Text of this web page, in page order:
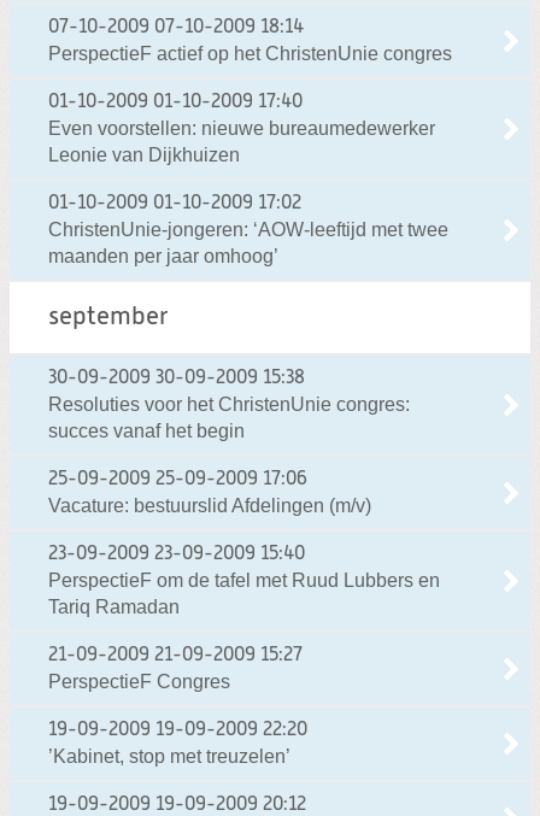
07-10-2009 07-10-2009 18:14
PerspectieF actief op het ChristenUnie congres
01-10-2009 01-10-2009 17:40
Even voorstellen: nieuwe bureaumedewerker
Leonie van Dijkhuizen
01-10-2009 01-10-2009 17:02
ChristenUnie-jongeren: ‘AOW-leeftijd met twee
maanden per jaar omhoog’
september
30-09-2009 30-09-2009 15:38
Resoluties voor het ChristenUnie congres:
succes vanaf het begin
25-09-2009 25-09-2009 17:06
Vacature: bestuurslid Afdelingen (m/v)
23-09-2009 23-09-2009 15:40
PerspectieF om de tafel met Ruud Lubbers en
Tariq Ramadan
21-09-2009 21-09-2009 15:27
PerspectieF Congres
19-09-2009 19-09-2009 22:20
’Kabinet, stop met treuzelen’
19-09-2009 19-09-2009 20:12